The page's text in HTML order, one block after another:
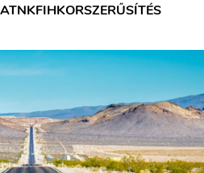
NKFIHKORSZERŰSÍTÉS